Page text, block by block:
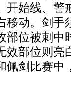
开始线、警
移动。剑手
部位被刺中
效部位则亮
佩剑比赛中